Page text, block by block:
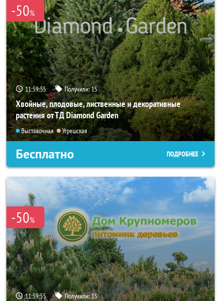
-50%
11:59:53 Получили:15
Хвойные, плодовые, лиственные и декоративные
растения от ТД Diamond Garden
Выставочная Угрешская
Бесплатно ПОДРОБНЕЕ
-50%
11:59:53 Получили:15